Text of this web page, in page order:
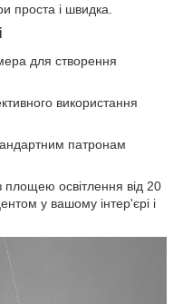
проста і швидка.
для створення
використання
патронам
освітлення від 20
у вашому інтер'єрі і